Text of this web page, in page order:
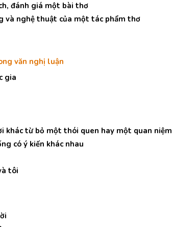
đánh giá một bài thơ
và nghệ thuật của một tác phẩm thơ
văn nghị luận
gia
khác từ bỏ một thói quen hay một quan niệm
có ý kiến khác nhau
tôi